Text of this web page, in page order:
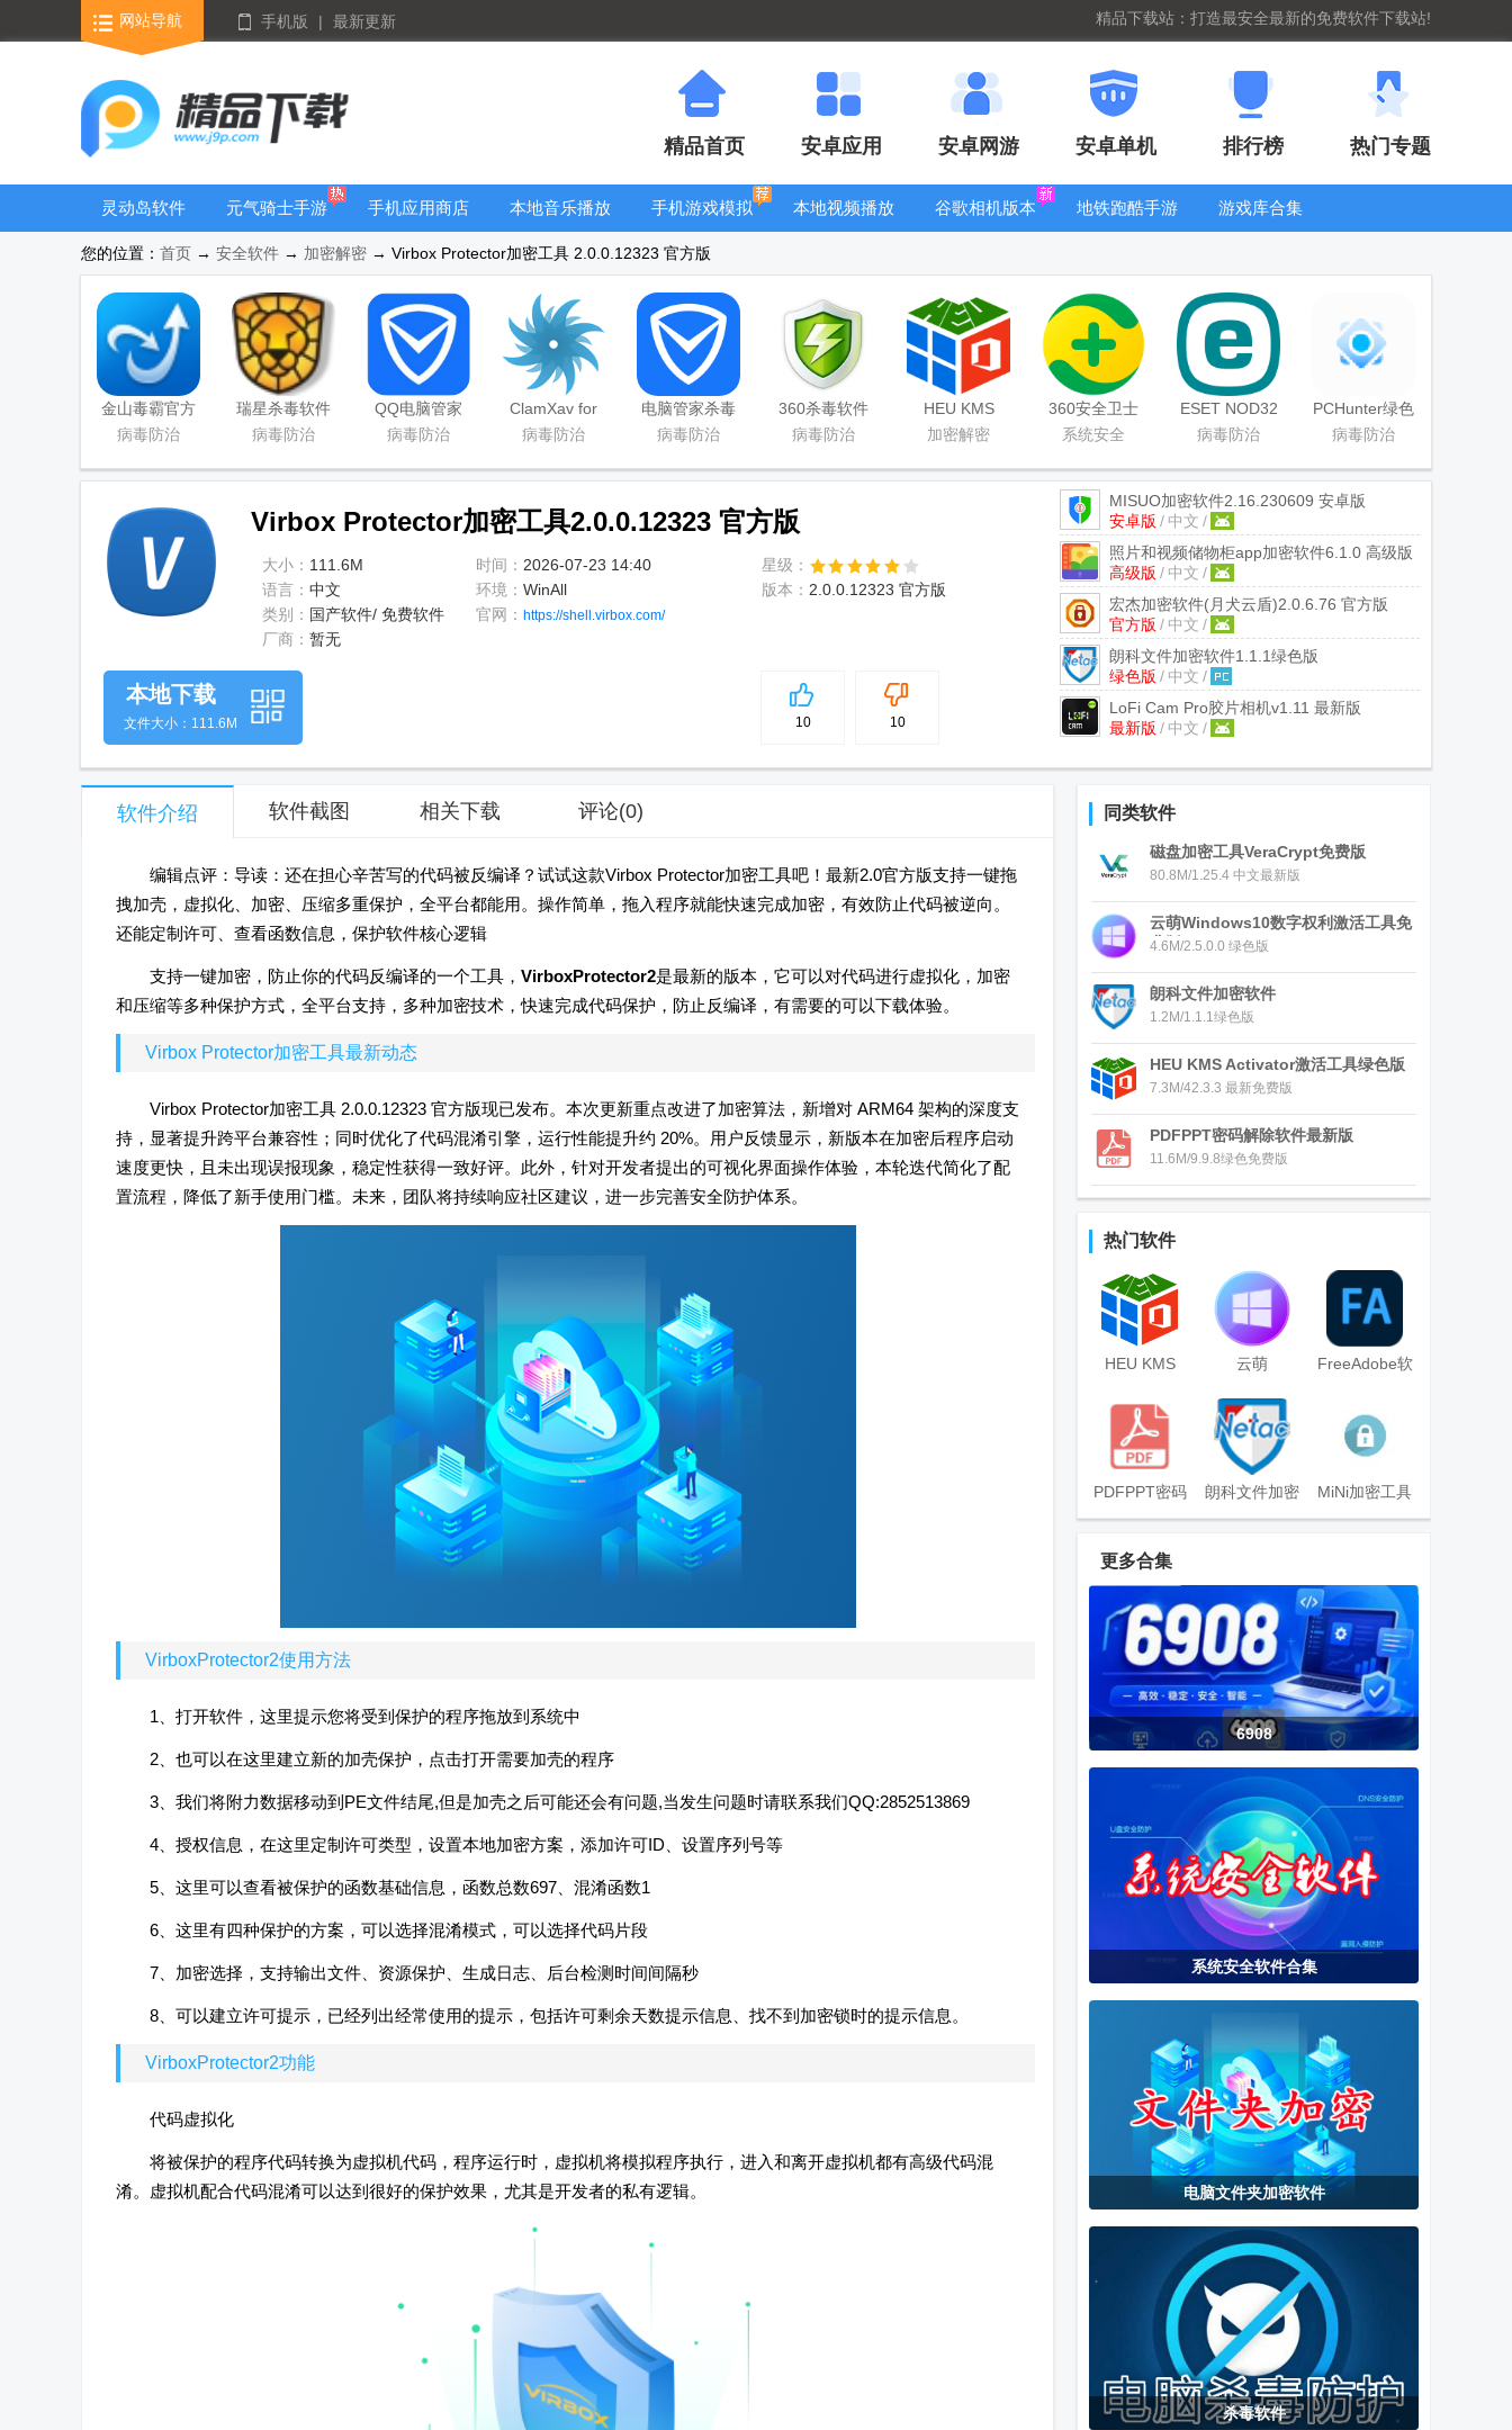
网站导航 手机版 | 最新更新 精品下载站：打造最安全最新的免费软件下载站!
精品首页 安卓应用 安卓网游 安卓单机 排行榜 热门专题
灵动岛软件
元气骑士手游
手机应用商店
本地音乐播放
器
手机游戏模拟
器安卓版合集
本地视频播放
谷歌相机版本
地铁跑酷手游
游戏库合集
您的位置： 首页 → 安全软件 → 加密解密 → Virbox Protector加密工具 2.0.0.12323 官方版
金山毒霸官方
版
病毒防治
瑞星杀毒软件
v17
病毒防治
QQ电脑管家
mac版
病毒防治
ClamXav for
Mac官方版
病毒防治
电脑管家杀毒
软件2019
病毒防治
360杀毒软件
2019
病毒防治
HEU KMS
Activator激活
加密解密
360安全卫士
极速版官方版
系统安全
ESET NOD32
软件2021免费
病毒防治
PCHunter绿色
免费版
病毒防治
Virbox Protector加密工具2.0.0.12323 官方版
大小： 111.6M 时间： 2026-07-23 14:40
星级：
语言： 中文 环境： WinAll 版本： 2.0.0.12323 官方版
类别： 国产软件/ 免费软件 官网： https://shell.virbox.com/
厂商： 暂无
MISUO加密软件2.16.230609 安卓版
安卓版 / 中文 /
照片和视频储物柜app加密软件6.1.0 高级版
高级版 / 中文 /
宏杰加密软件(月犬云盾)2.0.6.76 官方版
官方版 / 中文 /
朗科文件加密软件1.1.1绿色版
绿色版 / 中文 /
LoFi Cam Pro胶片相机v1.11 最新版
最新版 / 中文 /
5
10 10
本地下载
文件大小：111.6M
软件介绍 软件截图 相关下载 评论(0)
编辑点评：导读：还在担心辛苦写的代码被反编译？试试这款Virbox Protector加密工具吧！最新2.0官方版支持一键拖
拽加壳，虚拟化、加密、压缩多重保护，全平台都能用。操作简单，拖入程序就能快速完成加密，有效防止代码被逆向。
还能定制许可、查看函数信息，保护软件核心逻辑
支持一键加密，防止你的代码反编译的一个工具， VirboxProtector2是最新的版本，它可以对代码进行虚拟化，加密
和压缩等多种保护方式，全平台支持，多种加密技术，快速完成代码保护，防止反编译，有需要的可以下载体验。
Virbox Protector加密工具最新动态
Virbox Protector加密工具 2.0.0.12323 官方版现已发布。本次更新重点改进了加密算法，新增对 ARM64 架构的深度支
持，显著提升跨平台兼容性；同时优化了代码混淆引擎，运行性能提升约 20%。用户反馈显示，新版本在加密后程序启动
速度更快，且未出现误报现象，稳定性获得一致好评。此外，针对开发者提出的可视化界面操作体验，本轮迭代简化了配
置流程，降低了新手使用门槛。未来，团队将持续响应社区建议，进一步完善安全防护体系。
VirboxProtector2使用方法
1、打开软件，这里提示您将受到保护的程序拖放到系统中
2、也可以在这里建立新的加壳保护，点击打开需要加壳的程序
3、我们将附力数据移动到PE文件结尾,但是加壳之后可能还会有问题,当发生问题时请联系我们QQ:2852513869
4、授权信息，在这里定制许可类型，设置本地加密方案，添加许可ID、设置序列号等
5、这里可以查看被保护的函数基础信息，函数总数697、混淆函数1
6、这里有四种保护的方案，可以选择混淆模式，可以选择代码片段
7、加密选择，支持输出文件、资源保护、生成日志、后台检测时间间隔秒
8、可以建立许可提示，已经列出经常使用的提示，包括许可剩余天数提示信息、找不到加密锁时的提示信息。
VirboxProtector2功能
代码虚拟化
将被保护的程序代码转换为虚拟机代码，程序运行时，虚拟机将模拟程序执行，进入和离开虚拟机都有高级代码混
淆。虚拟机配合代码混淆可以达到很好的保护效果，尤其是开发者的私有逻辑。
同类软件
磁盘加密工具VeraCrypt免费版
80.8M/1.25.4 中文最新版
云萌Windows10数字权利激活工具免
费版
4.6M/2.5.0.0 绿色版
朗科文件加密软件
1.2M/1.1.1绿色版
HEU KMS Activator激活工具绿色版
7.3M/42.3.3 最新免费版
PDFPPT密码解除软件最新版
11.6M/9.9.8绿色免费版
热门软件
HEU KMS
工具绿色版
云萌
Windows10数
字权利激活工
具免费版
FreeAdobe软
桶破解工具)
PDFPPT密码
解除软件最新
版
朗科文件加密
软件
MiNi加密工具
官方版下载
磁盘加密工具
VeraCrypt免
费版
便捷加密精灵
迈迪文件加密
工具
全能KMS激活
HEU KMS
Activator激活
工具绿色版
希沃管家电脑
电脑密钥查看
Activation Key
KMS VL ALL
AIO V47 CN
自动注册软件
ESET NOD32
软件2021免费
版
360安全卫士
Windows 10
工具
云萌
Windows10数
字权利激活工
具免费版
更多合集
6908
系统安全软件合集
电脑文件夹加密软件
杀毒软件